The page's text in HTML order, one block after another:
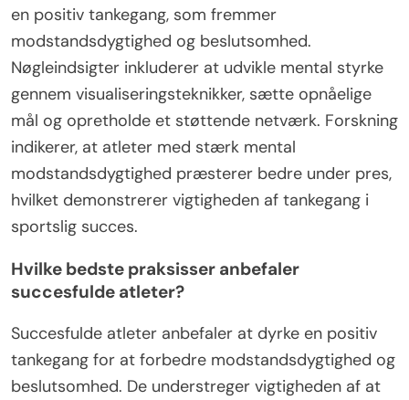
en positiv tankegang, som fremmer
modstandsdygtighed og beslutsomhed.
Nøgleindsigter inkluderer at udvikle mental styrke
gennem visualiseringsteknikker, sætte opnåelige
mål og opretholde et støttende netværk. Forskning
indikerer, at atleter med stærk mental
modstandsdygtighed præsterer bedre under pres,
hvilket demonstrerer vigtigheden af tankegang i
sportslig succes.
Hvilke bedste praksisser anbefaler
succesfulde atleter?
Succesfulde atleter anbefaler at dyrke en positiv
tankegang for at forbedre modstandsdygtighed og
beslutsomhed. De understreger vigtigheden af at